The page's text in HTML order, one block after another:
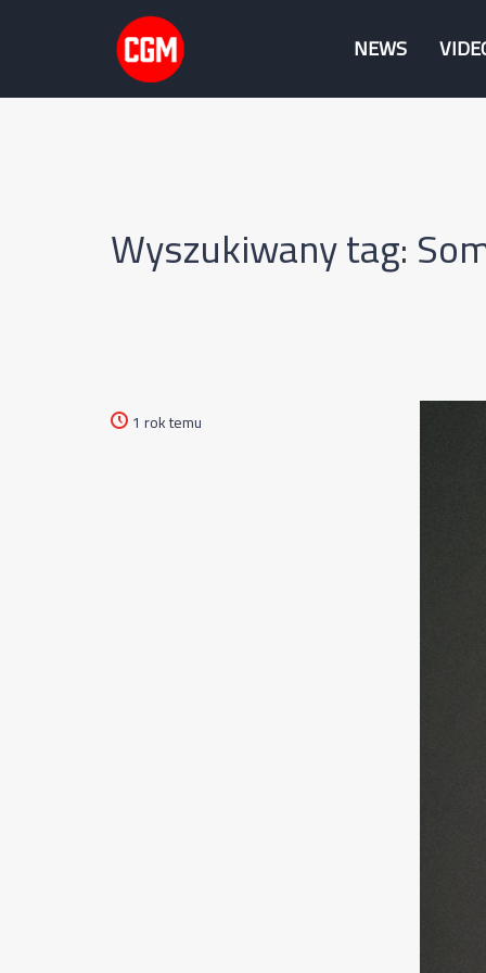
NEWS
Wyszukiwany tag:
1 rok temu